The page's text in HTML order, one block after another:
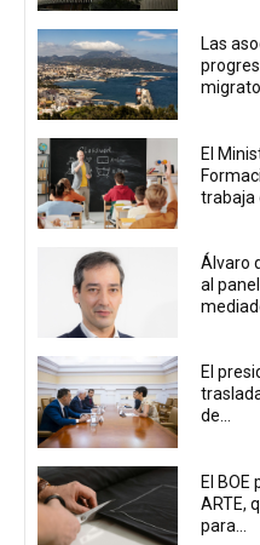
Las
El
trabaja
Álvaro
al
El
de...
El BOE
ARTE,
para...